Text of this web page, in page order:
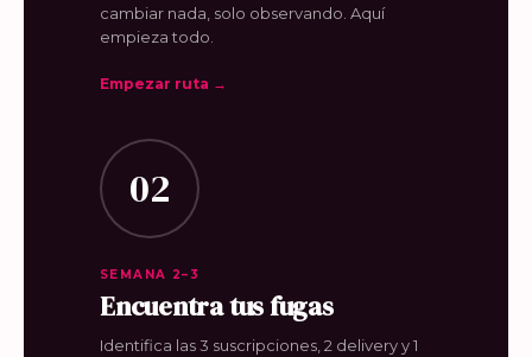
cambiar nada, solo observando. Aquí
empieza todo.
Empezar ruta →
02
SEMANA 2–3
Encuentra tus fugas
Identifica las 3 suscripciones, 2 delivery y 1